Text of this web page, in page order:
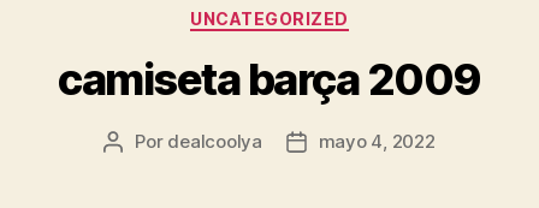
Categorías
UNCATEGORIZED
camiseta barça 2009
Autor
Por dealcoolya
Fechamayo 4, 2022